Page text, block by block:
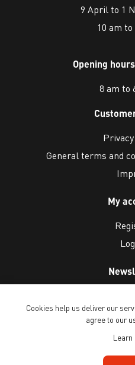
9 April to 1
10 am
Opening
8 am to
General terms and
My
Copyright © 2026 Ballenberg
Cookies help us deliver our
agree to our
Learn